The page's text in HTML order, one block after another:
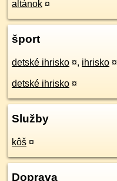
altánok ¤
šport
detské ihrisko ¤, ihrisko ¤
detské ihrisko ¤
Služby
kôš ¤
Doprava